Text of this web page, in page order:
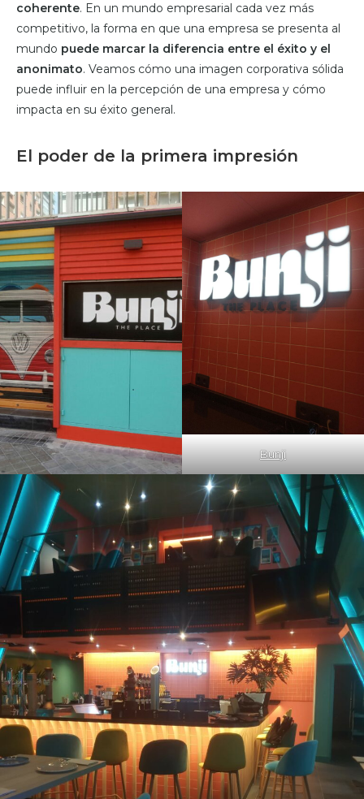
coherente. En un mundo empresarial cada vez más
competitivo, la forma en que una empresa se presenta al
mundo puede marcar la diferencia entre el éxito y el
anonimato. Veamos cómo una imagen corporativa sólida
puede influir en la percepción de una empresa y cómo
impacta en su éxito general.
El poder de la primera impresión
Bunji